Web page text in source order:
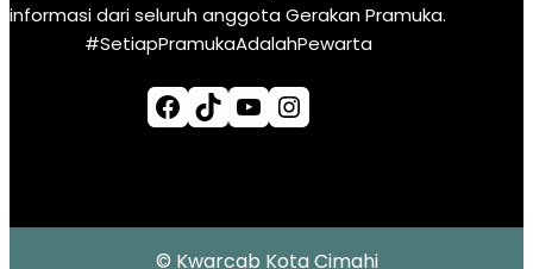
informasi dari seluruh anggota Gerakan Pramuka.
#SetiapPramukaAdalahPewarta
Facebook TikTok YouTube Instagram
© Kwarcab Kota Cimahi